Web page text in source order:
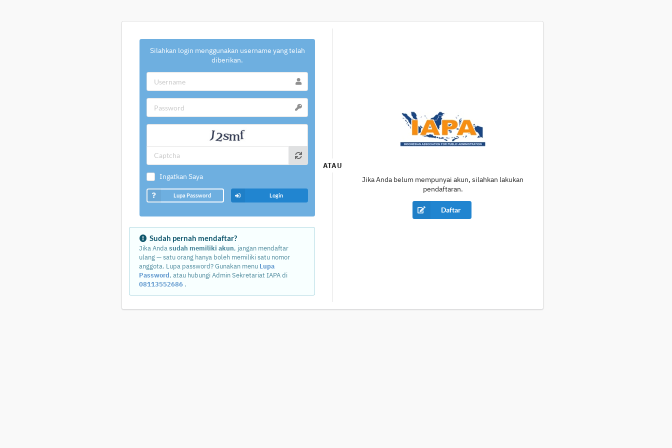
Silahkan login menggunakan username yang telah
diberikan.
Ingatkan Saya
Lupa Password Login
Sudah pernah mendaftar?
Jika Andasudah memiliki akun, jangan mendaftar
ulang — satu orang hanya boleh memiliki satu nomor
anggota. Lupa password? Gunakan menu Lupa
Password, atau hubungi Admin Sekretariat IAPA di
08113552686 .
Jika Anda belum mempunyai akun, silahkan lakukan
pendaftaran.
Daftar
ATAU